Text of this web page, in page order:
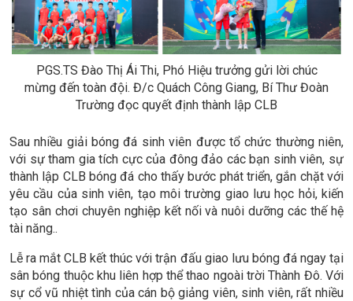
PGS.TS Đào Thị Ái Thi, Phó Hiệu trưởng gửi lời chúc
mừng đến toàn đội. Đ/c Quách Công Giang, Bí Thư Đoàn
Trường đọc quyết định thành lập CLB
Sau nhiều giải bóng đá sinh viên được tổ chức thường niên,
với sự tham gia tích cực của đông đảo các bạn sinh viên, sự
thành lập CLB bóng đá cho thấy bước phát triển, gắn chặt với
yêu cầu của sinh viên, tạo môi trường giao lưu học hỏi, kiến
tạo sân chơi chuyên nghiệp kết nối và nuôi dưỡng các thế hệ
tài năng..
Lễ ra mắt CLB kết thúc với trận đấu giao lưu bóng đá ngay tại
sân bóng thuộc khu liên hợp thể thao ngoài trời Thành Đô. Với
sự cổ vũ nhiệt tình của cán bộ giảng viên, sinh viên, rất nhiều